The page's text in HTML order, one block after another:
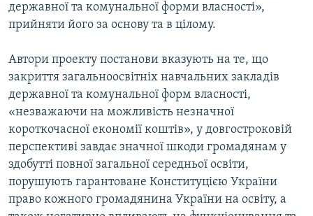
Усі сайти RFE/RL
державної та комунальної форми власності»,
прийняти його за основу та в цілому.
Автори проекту постанови вказують на те, що
закриття загальноосвітніх навчальних закладів
державної та комунальної форм власності,
«незважаючи на можливість незначної
короткочасної економії коштів», у довгостроковій
перспективі завдає значної шкоди громадянам у
здобутті повної загальної середньої освіти,
порушують гарантоване Конституцією України
право кожного громадянина України на освіту, а